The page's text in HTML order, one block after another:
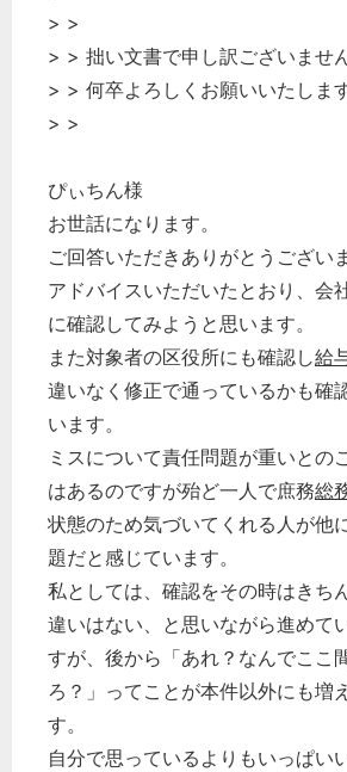
> >
> > 拙い文書で申し訳ございません
> > 何卒よろしくお願いいたします
> >
ぴぃちん様
お世話になります。
ご回答いただきありがとうござい
アドバイスいただいたとおり、会
に確認してみようと思います。
また対象者の区役所にも確認し給
違いなく修正で通っているかも確
います。
ミスについて責任問題が重いとの
はあるのですが殆ど一人で庶務総
状態のため気づいてくれる人が他
題だと感じています。
私としては、確認をその時はきち
違いはない、と思いながら進めて
すが、後から「あれ？なんでここ
ろ？」ってことが本件以外にも増
す。
自分で思っているよりもいっぱい